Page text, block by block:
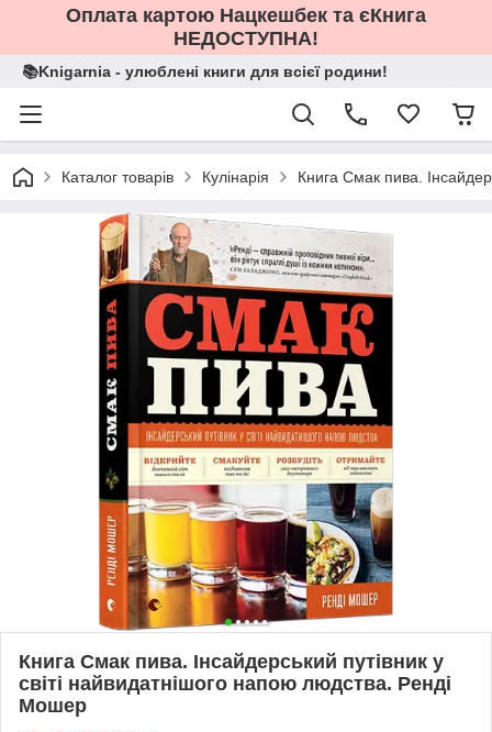
Оплата картою Нацкешбек та єКнига
НЕДОСТУПНА!
📚Knigarnia - улюблені книги для всієї родини!
Каталог товарів Кулінарія Книга Смак пива.
Книга Смак пива. Інсайдерський путівник у
світі найвидатнішого напою людства. Ренді
Мошер